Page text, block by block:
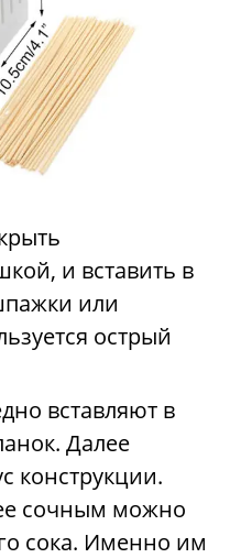
и вставить в
или
острый
вставляют в
Далее
конструкции.
сочным можно
сока. Именно им